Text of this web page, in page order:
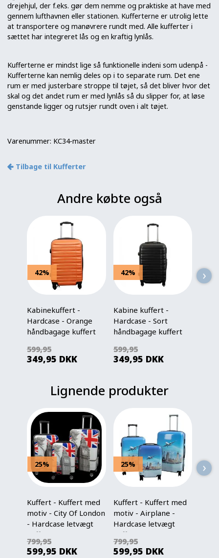
drejehjul, der f.eks. gør dem nemme og praktiske at have med
gennem lufthavnen eller stationen. Kufferterne er utrolig lette
at transportere og manøvrere rundt med. Alle kufferter i
sættet har integreret lås og en kraftig lynlås.
Kufferterne er mindst lige så funktionelle indeni som udenpå -
Kufferterne kan nemlig deles op i to separate rum. Det ene
rum er med justerbare stroppe til tøjet, så det bliver hvor det
skal og det andet rum er med lynlås så du slipper for, at løse
genstande ligger og rutsjer rundt oven i alt tøjet.
Varenummer: KC34-master
Tilbage til Kufferter
Andre købte også
42%
Kabinekuffert -
Hardcase - Orange
håndbagage kuffert
599,95
349,95 DKK
42%
Kabine kuffert -
Hardcase - Sort
håndbagage kuffert
599,95
349,95 DKK
›
Lignende produkter
25%
Kuffert - Kuffert med
motiv - City Of London
- Hardcase letvægt
kuffert
799,95
599,95 DKK
25%
Kuffert - Kuffert med
motiv - Airplane -
Hardcase letvægt
kuffert
799,95
599,95 DKK
›